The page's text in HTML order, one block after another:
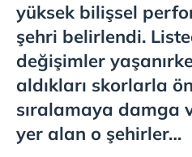
yüksek bilişsel
şehri belirlendi.
değişimler
aldıkları skorlarla
sıralamaya damga
yer alan o şehirler…